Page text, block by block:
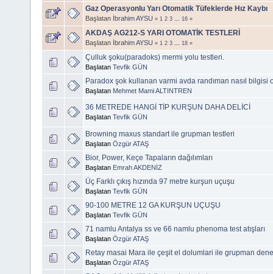
Gaz Operasyonlu Yarı Otomatik Tüfeklerde Hız Kaybı
Başlatan İbrahim AYSU « 1 2 3 16 »
AKDAŞ AG212-S YARI OTOMATİK TESTLERİ
Başlatan İbrahim AYSU « 1 2 3 18 »
Çulluk şoku(paradoks) mermi yolu testleri.
Başlatan Tevfik GÜN
Paradox şok kullanan varmi avda randıman nasıl bilgisi
Başlatan Mehmet Mami ALTINTREN
36 METREDE HANGİ TİP KURŞUN DAHA DELİCİ
Başlatan Tevfik GÜN
Browning maxus standart ile grupman testleri
Başlatan Özgür ATAŞ
Bior, Power, Keçe Tapaların dağılımları
Başlatan Emrah AKDENİZ
Üç Farklı çıkış hızında 97 metre kurşun uçuşu
Başlatan Tevfik GÜN
90-100 METRE 12 GA KURŞUN UÇUŞU
Başlatan Tevfik GÜN
71 namlu Antalya ss ve 66 namlu phenoma test atışları
Başlatan Özgür ATAŞ
Retay masai Mara ile çeşit el dolumlari ile grupman
Başlatan Özgür ATAŞ